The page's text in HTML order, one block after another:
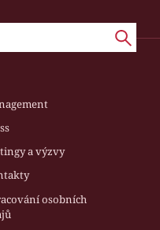
a výzvy
osobních